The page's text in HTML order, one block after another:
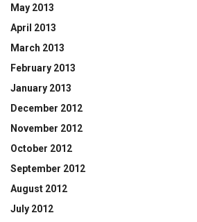
May 2013
April 2013
March 2013
February 2013
January 2013
December 2012
November 2012
October 2012
September 2012
August 2012
July 2012